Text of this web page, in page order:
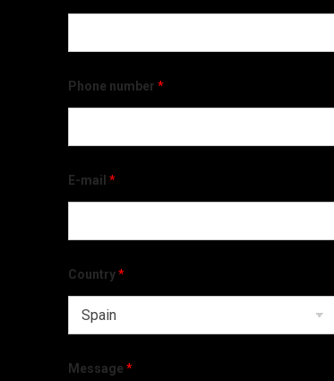
Phone number *
E-mail *
Country*
Message *